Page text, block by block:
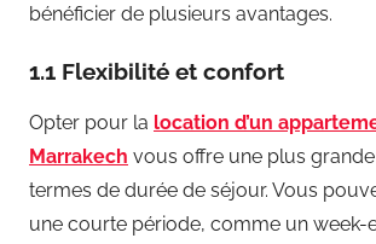
bénéficier de plusieurs avantages.
1.1 Flexibilité et confort
Opter pour la location d’un
Marrakech vous offre une plus
termes de durée de séjour. Vous
une courte période, comme un week-